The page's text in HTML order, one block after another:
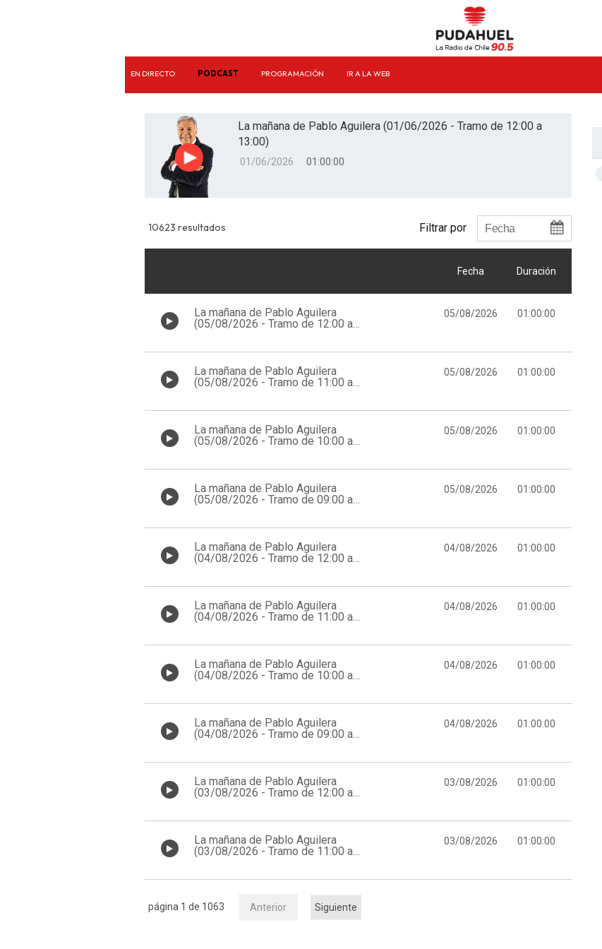
EN DIRECTO PODCAST PROGRAMACIÓN IR A LA WEB
Reproducir
La mañana de Pablo Aguilera (01/06/2026 - Tramo de 12:00 a
13:00)
01/06/2026 01:00:00
10623 resultados Filtrar por
Fecha Duración
La mañana de Pablo Aguilera
(05/08/2026 - Tramo de 12:00 a
05/08/2026 01:00:00
La mañana de Pablo Aguilera
(05/08/2026 - Tramo de 11:00 a
05/08/2026 01:00:00
La mañana de Pablo Aguilera
(05/08/2026 - Tramo de 10:00 a
05/08/2026 01:00:00
La mañana de Pablo Aguilera
(05/08/2026 - Tramo de 09:00 a
05/08/2026 01:00:00
La mañana de Pablo Aguilera
(04/08/2026 - Tramo de 12:00 a
04/08/2026 01:00:00
La mañana de Pablo Aguilera
(04/08/2026 - Tramo de 11:00 a
04/08/2026 01:00:00
La mañana de Pablo Aguilera
(04/08/2026 - Tramo de 10:00 a
04/08/2026 01:00:00
La mañana de Pablo Aguilera
(04/08/2026 - Tramo de 09:00 a
04/08/2026 01:00:00
La mañana de Pablo Aguilera
(03/08/2026 - Tramo de 12:00 a
03/08/2026 01:00:00
La mañana de Pablo Aguilera
(03/08/2026 - Tramo de 11:00 a
03/08/2026 01:00:00
Anterior Siguiente
página 1 de 1063